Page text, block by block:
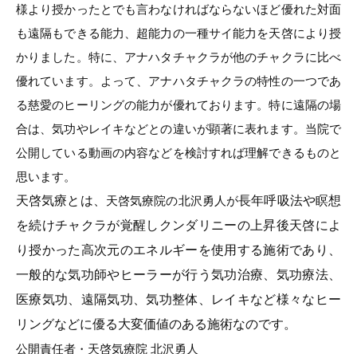
様より授かったとでも言わなければならないほど優れた対面
も遠隔もできる能力、超能力の一種サイ能力を天啓により授
かりました。特に、アナハタチャクラが他のチャクラに比べ
優れています。よって、アナハタチャクラの特性の一つであ
る慈愛のヒーリングの能力が優れております。特に遠隔の場
合は、気功やレイキなどとの違いが顕著に表れます。当院で
公開している動画の内容などを検討すれば理解できるものと
思います。
天啓気療とは、 天啓気療院の北沢勇人が長年呼吸法や瞑想
を続けチャクラが覚醒しクンダリニーの上昇後天啓によ
り授かった高次元のエネルギーを使用する施術であり、
一般的な気功師やヒーラーが行う気功治療、気功療法、
医療気功、遠隔気功、気功整体、レイキなど様々なヒー
リングなどに優る大変価値のある施術なのです。
公開責任者・天啓気療院 北沢勇人